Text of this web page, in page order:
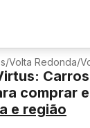
/Volta Redonda/
comprar
e região